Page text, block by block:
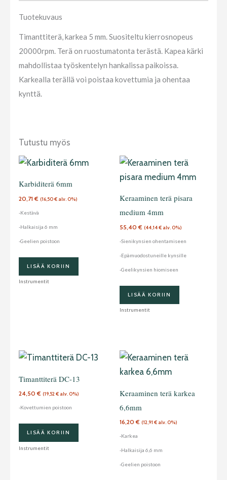
Tuotekuvaus
Timanttiterä, karkea 5 mm. Suositeltu kierrosnopeus
20000rpm. Terä on ruostumatonta terästä. Kapea kärki
mahdollistaa työskentelyn hankalissa paikoissa.
Karkealla terällä voi poistaa kovettumia ja ohentaa
kynttä.
Tutustu myös
Karbiditerä 6mm
20,71€ (16,50€ alv. 0%)
-Kestävä
-Halkaisija 6 mm
-Geelien poistoon
LISÄÄ KORIIN
Instrumentit
Keraaminen terä pisara
medium 4mm
55,40€ (44,14€ alv. 0%)
-Sienikynsien ohentamiseen
-Epämuodostuneille kynsille
-Geelikynsien hiomiseen
LISÄÄ KORIIN
Instrumentit
Timanttiterä DC-13
24,50€ (19,52€ alv. 0%)
-Kovettumien poistoon
LISÄÄ KORIIN
Instrumentit
Keraaminen terä karkea
6,6mm
16,20€ (12,91 € alv. 0%)
-Karkea
-Halkaisija 6,6 mm
-Geelien poistoon